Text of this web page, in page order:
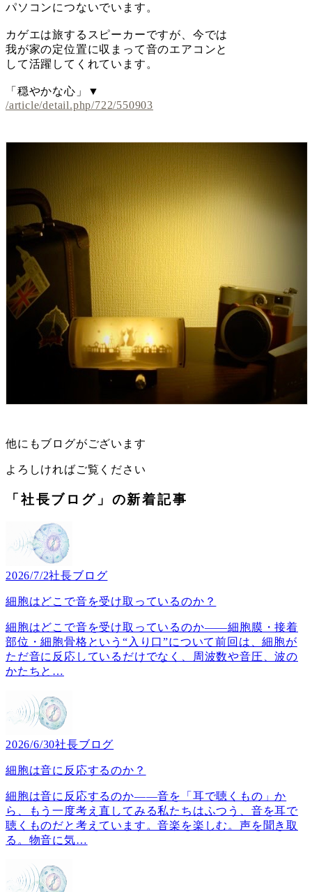
パソコンにつないでいます。
カゲエは旅するスピーカーですが、今では
我が家の定位置に収まって音のエアコンと
して活躍してくれています。
「穏やかな心」▼
/article/detail.php/722/550903
他にもブログがございます
よろしければご覧ください
「社長ブログ」の新着記事
2026/7/2社長ブログ
細胞はどこで音を受け取っているのか？
細胞はどこで音を受け取っているのか――細胞膜・接着
部位・細胞骨格という“入り口”について前回は、細胞が
ただ音に反応しているだけでなく、周波数や音圧、波の
かたちと …
2026/6/30社長ブログ
細胞は音に反応するのか？
細胞は音に反応するのか――音を「耳で聴くもの」か
ら、もう一度考え直してみる私たちはふつう、音を耳で
聴くものだと考えています。音楽を楽しむ。声を聞き取
る。物音に気…